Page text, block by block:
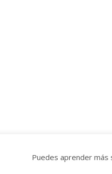
Puedes aprender más